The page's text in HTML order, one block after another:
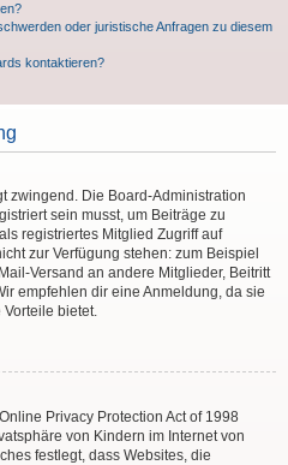
oder juristische Anfragen zu diesem
kontaktieren?
zwingend. Die Board-Administration
sein musst, um Beiträge zu
registriertes Mitglied Zugriff auf
zur Verfügung stehen: zum Beispiel
Versand an andere Mitglieder, Beitritt
empfehlen dir eine Anmeldung, da sie
bietet.
Privacy Protection Act of 1998
von Kindern im Internet von
festlegt, dass Websites, die